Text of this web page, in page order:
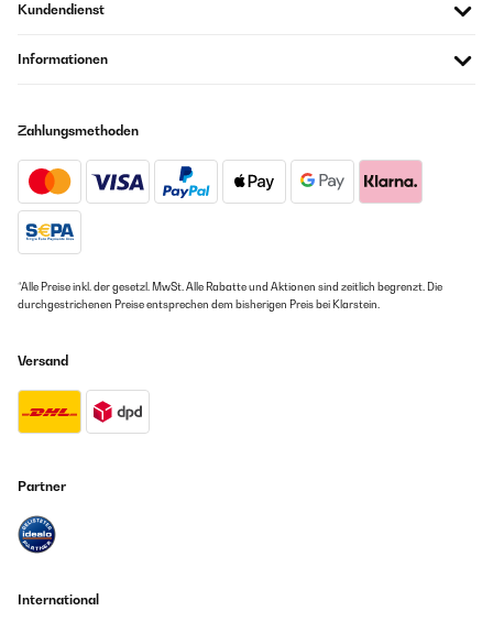
Amazon Benutzer – Bewertung durch Chal-Tec GmbH nicht
eigenständig überprüft
Kartenspiel für Trinkspiel, Karten wiederholen sich, dadurch wird es
schnell langweilig, manche Karten sind eher unverständlich.Cover des
waren aber unkompliziert und sehr gut.
Amazon Benutzer – Bewertung durch Chal-Tec GmbH nicht
eigenständig überprüft
Das Spiel hat uns den Silvesterabend gerettet. Es war richtig lustig und
die Zeit ist schnell vergangen. Kann das Spiel gerne weiterempfehlen.
Kundendienst
Informationen
Zahlungsmethoden
*Alle Preise inkl. der gesetzl. MwSt. Alle Rabatte und Aktionen sind zeitlich begrenzt. Die
durchgestrichenen Preise entsprechen dem bisherigen Preis bei Klarstein.
Versand
Partner
International